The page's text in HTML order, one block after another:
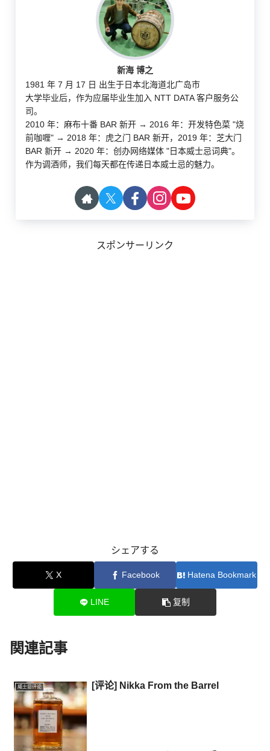
新海 博之
1981 年 7 月 17 日 出生于日本北海道北广岛市
大学毕业后，作为应届毕业生加入 NTT DATA 客户服务公
司。
2010 年：麻布十番 BAR 新开 → 2016 年：开发特色菜 "烧
前咖喱" → 2018 年：虎之门 BAR 新开，2019 年：芝大门
BAR 新开 → 2020 年：创办网络媒体 "日本威士忌词典"。
作为调酒师，我们每天都在传递日本威士忌的魅力。
スポンサーリンク
シェアする
X Facebook Hatena Bookmark
LINE 复制
関連記事
威士忌评论 [评论] Nikka From the Barrel